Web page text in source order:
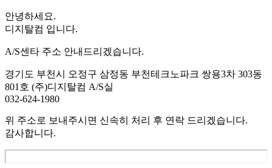
안녕하세요.
디지탈컴 입니다.
A/S센타 주소 안내드리겠습니다.
경기도 부천시 오정구 삼정동 부천테크노파크 쌍용3차 303동
801호 (주)디지탈컴 A/S실
032-624-1980
위 주소로 보내주시면 신속히 처리 후 연락 드리겠습니다.
감사합니다.